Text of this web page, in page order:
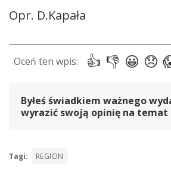
Opr. D.Kapała
Byłeś świadkiem ważnego
wyrazić swoją opinię na temat
Tagi: REGION